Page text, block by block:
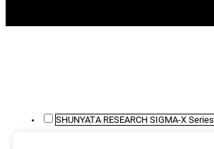
SHUNYATA RESEARCH SIGMA-X Series